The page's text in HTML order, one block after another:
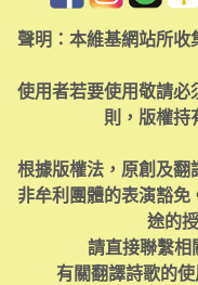
聲明：本維基網站所收
使用者若要使用敬請必
則，版權持
根據版權法，原創及翻
非牟利團體的表演豁
途的
請直接聯繫相
有關翻譯詩歌的